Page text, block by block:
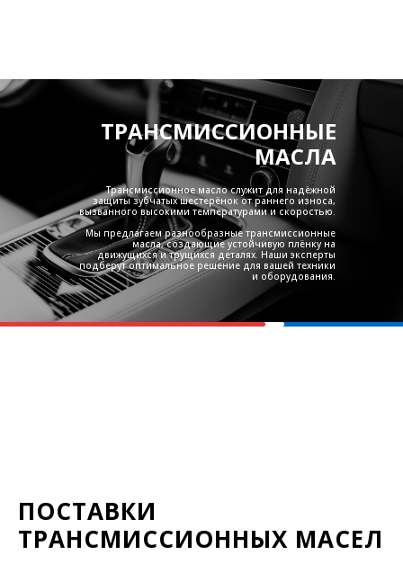
ТРАНСМИССИОННЫЕ
МАСЛА
Трансмиссионное масло служит для надёжной
защиты зубчатых шестерёнок от раннего износа,
вызванного высокими температурами и скоростью.
Мы предлагаем разнообразные трансмиссионные
масла, создающие устойчивую плёнку на
движущихся и трущихся деталях. Наши эксперты
подберут оптимальное решение для вашей техники
и оборудования.
ПОСТАВКИ
ТРАНСМИССИОННЫХ МАСЕЛ